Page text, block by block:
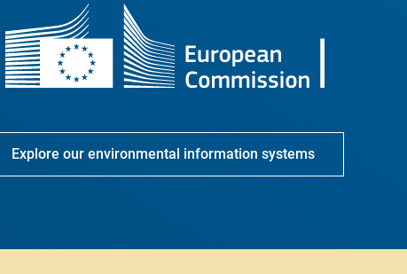
Explore our environmental information systems